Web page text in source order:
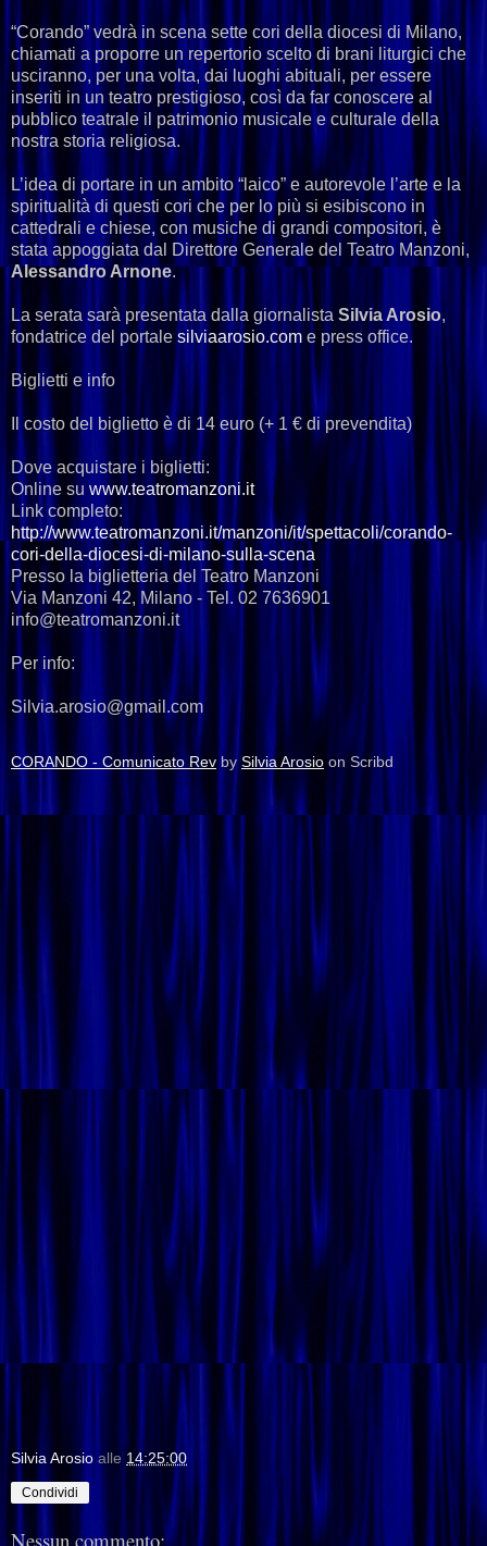
“Corando” vedrà in scena sette cori della diocesi di Milano,
chiamati a proporre un repertorio scelto di brani liturgici che
usciranno, per una volta, dai luoghi abituali, per essere
inseriti in un teatro prestigioso, così da far conoscere al
pubblico teatrale il patrimonio musicale e culturale della
nostra storia religiosa.
L’idea di portare in un ambito “laico” e autorevole l’arte e la
spiritualità di questi cori che per lo più si esibiscono in
cattedrali e chiese, con musiche di grandi compositori, è
stata appoggiata dal Direttore Generale del Teatro Manzoni,
Alessandro Arnone.
La serata sarà presentata dalla giornalista Silvia Arosio,
fondatrice del portale silviaarosio.com e press office.
Biglietti e info
Il costo del biglietto è di 14 euro (+ 1 € di prevendita)
Dove acquistare i biglietti:
Online su www.teatromanzoni.it
Link completo:
http://www.teatromanzoni.it/manzoni/it/spettacoli/corando-
cori-della-diocesi-di-milano-sulla-scena
Presso la biglietteria del Teatro Manzoni
Via Manzoni 42, Milano - Tel. 02 7636901
info@teatromanzoni.it
Per info:
Silvia.arosio@gmail.com
CORANDO - Comunicato Rev bySilvia Arosio on Scribd
Silvia Arosio alle 14:25:00
Condividi
Nessun commento: